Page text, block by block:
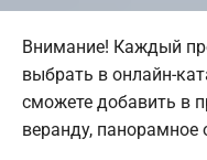
Внимание! Каждый
выбрать в онлайн-
сможете добавить в
веранду, панорамное